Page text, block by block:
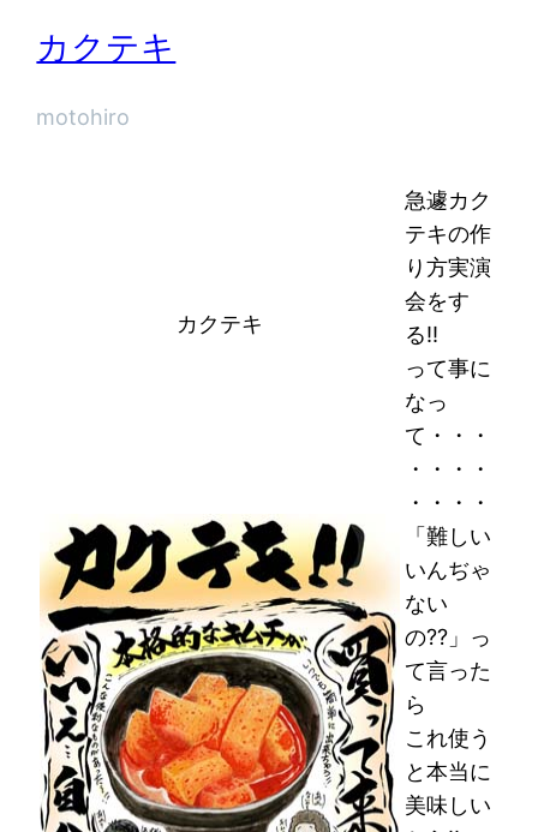
カクテキ
motohiro
カクテキ
急遽カク
テキの作
り方実演
会をす
る!!
って事に
なっ
て・・・
・・・・
・・・・
「難しい
いんぢゃ
ない
の??」っ
て言った
ら
これ使う
と本当に
美味しい